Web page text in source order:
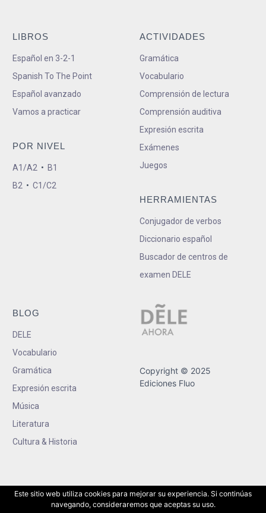
LIBROS
Español en 3-2-1
Spanish To The Point
Español avanzado
Vamos a practicar
POR NIVEL
A1/A2 • B1
B2 • C1/C2
ACTIVIDADES
Gramática
Vocabulario
Comprensión de lectura
Comprensión auditiva
Expresión escrita
Exámenes
Juegos
HERRAMIENTAS
Conjugador de verbos
Diccionario español
Buscador de centros de
examen DELE
BLOG
DELE
Vocabulario
Gramática
Expresión escrita
Música
Literatura
Cultura & Historia
Copyright © 2025
Ediciones Fluo
Este sitio web utiliza cookies para mejorar su experiencia. Si continúas
navegando, consideraremos que aceptas su uso.